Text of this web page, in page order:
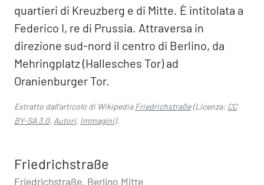
quartieri di Kreuzberg e di Mitte. È intitolata a
Federico I, re di Prussia. Attraversa in
direzione sud-nord il centro di Berlino, da
Mehringplatz (Hallesches Tor) ad
Oranienburger Tor.
Estratto dall'articolo di WikipediaFriedrichstraße(Licenza: CC
BY-SA 3.0, Autori, Immagini).
Friedrichstraße
Friedrichstraße, Berlino Mitte